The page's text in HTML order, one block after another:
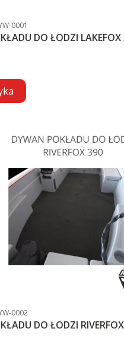
producenta
0001
DO ŁODZI
producenta
0002
DO ŁODZI